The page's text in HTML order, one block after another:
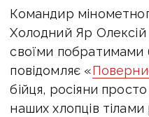
Командир
Холодний Яр Олексій
своїми побратимами
повідомляє «
бійця, росіяни
наших хлопців тілами